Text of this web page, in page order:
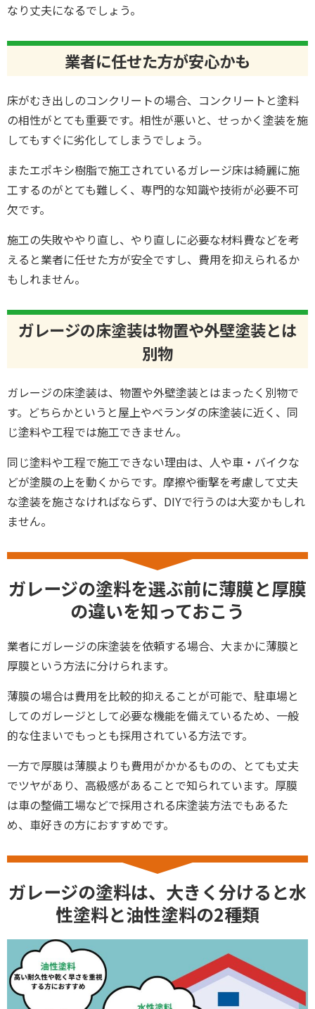
なり丈夫になるでしょう。
業者に任せた方が安心かも
床がむき出しのコンクリートの場合、コンクリートと塗料
の相性がとても重要です。相性が悪いと、せっかく塗装を施
してもすぐに劣化してしまうでしょう。
またエポキシ樹脂で施工されているガレージ床は綺麗に施
工するのがとても難しく、専門的な知識や技術が必要不可
欠です。
施工の失敗ややり直し、やり直しに必要な材料費などを考
えると業者に任せた方が安全ですし、費用を抑えられるか
もしれません。
ガレージの床塗装は物置や外壁塗装とは
別物
ガレージの床塗装は、物置や外壁塗装とはまったく別物で
す。どちらかというと屋上やベランダの床塗装に近く、同
じ塗料や工程では施工できません。
同じ塗料や工程で施工できない理由は、人や車・バイクな
どが塗膜の上を動くからです。摩擦や衝撃を考慮して丈夫
な塗装を施さなければならず、DIYで行うのは大変かもしれ
ません。
ガレージの塗料を選ぶ前に薄膜と厚膜
の違いを知っておこう
業者にガレージの床塗装を依頼する場合、大まかに薄膜と
厚膜という方法に分けられます。
薄膜の場合は費用を比較的抑えることが可能で、駐車場と
してのガレージとして必要な機能を備えているため、一般
的な住まいでもっとも採用されている方法です。
一方で厚膜は薄膜よりも費用がかかるものの、とても丈夫
でツヤがあり、高級感があることで知られています。厚膜
は車の整備工場などで採用される床塗装方法でもあるた
め、車好きの方におすすめです。
ガレージの塗料は、大きく分けると水
性塗料と油性塗料の2種類